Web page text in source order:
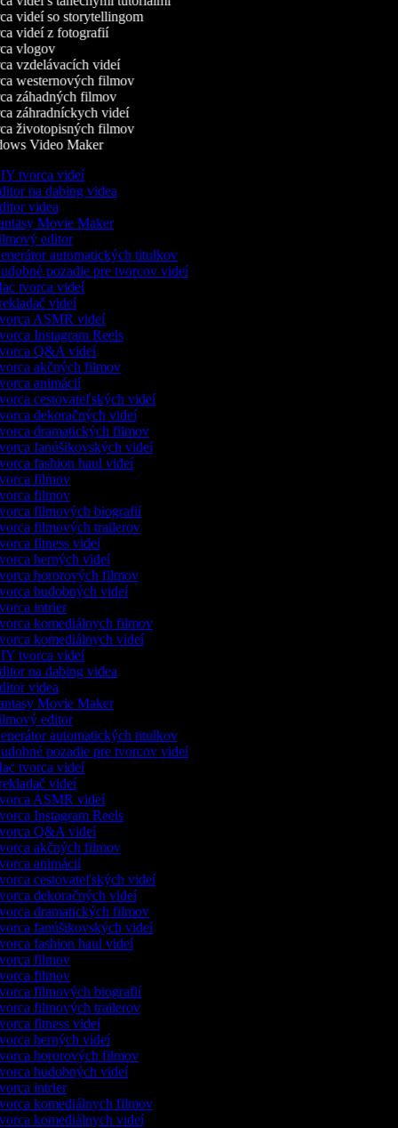
videí so storytellingom
videí z fotografií
vlogov
vzdelávacích videí
westernových filmov
záhadných filmov
záhradníckych videí
životopisných filmov
Video Maker
tvorca videí
na dabing videa
videa
Movie Maker
editor
automatických titulkov
pozadie pre tvorcov videí
tvorca videí
videí
ASMR videí
Instagram Reels
Q&A videí
akčných filmov
animácií
cestovateľských videí
dekoračných videí
dramatických filmov
fanúšikovských videí
fashion haul videí
filmov
filmov
filmových biografií
filmových trailerov
fitness videí
herných videí
hororových filmov
hudobných videí
intrier
komediálnych filmov
komediálnych videí
tvorca videí
na dabing videa
videa
Movie Maker
editor
automatických titulkov
pozadie pre tvorcov videí
tvorca videí
videí
ASMR videí
Instagram Reels
Q&A videí
akčných filmov
animácií
cestovateľských videí
dekoračných videí
dramatických filmov
fanúšikovských videí
fashion haul videí
filmov
filmov
filmových biografií
filmových trailerov
fitness videí
herných videí
hororových filmov
hudobných videí
intrier
komediálnych filmov
komediálnych videí